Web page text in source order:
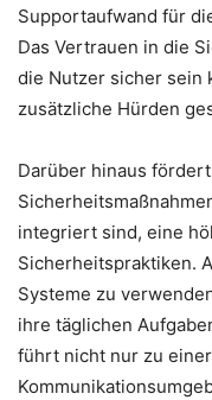
Supportaufwand für
Das Vertrauen in die
die Nutzer sicher sein
zusätzliche Hürden
Darüber hinaus
integriert sind, eine
Sicherheitspraktiken.
Systeme zu
ihre täglichen
führt nicht nur zu